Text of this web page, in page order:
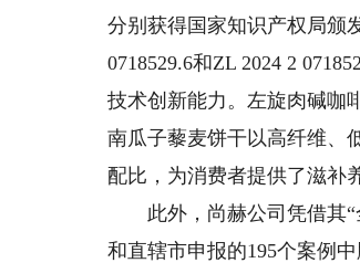
分别获得国家知识产权局颁
0718529.6和ZL 2024 2
技术创新能力。左旋肉碱咖
南瓜子藜麦饼干以高纤维、
配比，为消费者提供了滋补
此外，尚赫公司凭借其“
和直辖市申报的195个案例